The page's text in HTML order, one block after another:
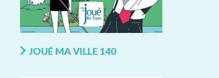
JOUÉ MA VILLE 140